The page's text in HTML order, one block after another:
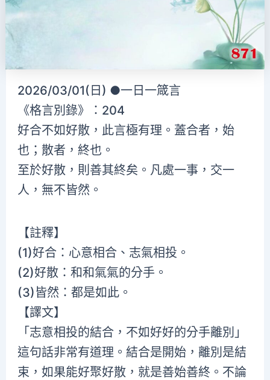
2026/03/01(日) ●一日一箴言
《格言別錄》：204
好合不如好散，此言極有理。蓋合者，始
也；散者，終也。
至於好散，則善其終矣。凡處一事，交一
人，無不皆然。
【註釋】
(1)好合：心意相合、志氣相投。
(2)好散：和和氣氣的分手。
(3)皆然：都是如此。
【譯文】
「志意相投的結合，不如好好的分手離別」
這句話非常有道理。結合是開始，離別是結
束，如果能好聚好散，就是善始善終。不論